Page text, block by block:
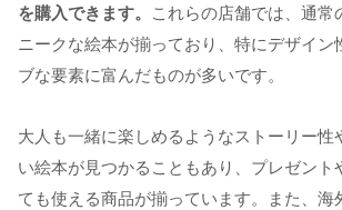
を購入できます。
これらの店舗では、通常
ニークな絵本が揃っており、特にデザイン
ブな要素に富んだものが多いです。
大人も一緒に楽しめるようなストーリー性
い絵本が見つかることもあり、プレゼント
ても使える商品が揃っています。また、海